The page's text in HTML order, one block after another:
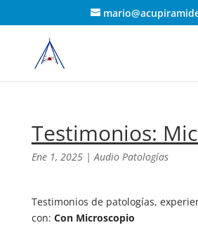
Testimonios:
Ene 1, 2025|Audio Patologías
Testimonios de patologías,
con: Con Microscopio